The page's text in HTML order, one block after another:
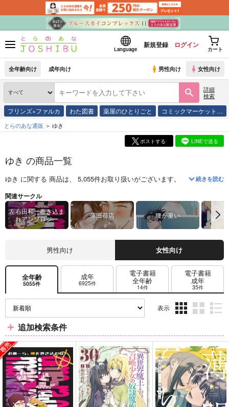
Language
新規登録 ログイン
カート
全年齢向け 成年向け 男性向け 女性向け
詳細
検索
フリンズ×ファルカ わた図書 薬屋のひとりごと コミックマーケット…
とらのあな通販 ゆき
ポストする LINEで送る
ゆき の商品一覧
ゆき に関する 商品は、 5,055件お取り扱いがございます。 「左右田和一
続きを読む
関連サークル
左右田和一巻き込ま
れアンソロジー
蒲田苺店 腰が重い
男性向け 女性向け
全年齢
5055件
成年
6925件
電子書籍
全年齢
14件
電子書籍
成年
35件
表示
ム
表
示
ム
表
示
ム
表
示
追加検索条件